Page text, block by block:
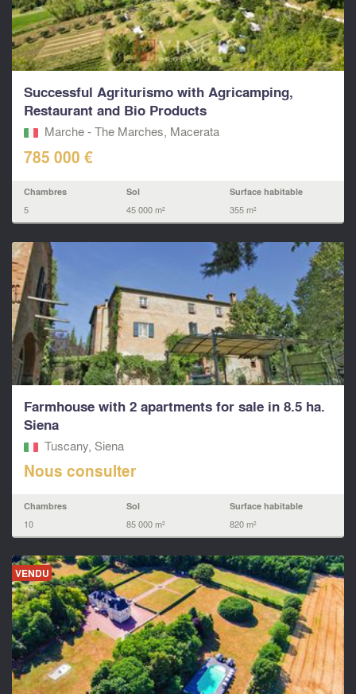
Successful Agriturismo with Agricamping,
Restaurant and Bio Products
Marche - The Marches, Macerata‎
785 000 €
Chambres
5
Sol
45 000 m²
Surface habitable
355 m²
Farmhouse with 2 apartments for sale in 8.5 ha.
Siena
Tuscany, Siena
Nous consulter
Chambres
10
Sol
85 000 m²
Surface habitable
820 m²
VENDU